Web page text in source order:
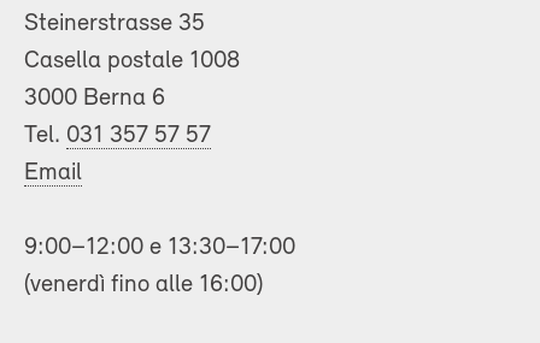
Steinerstrasse 35
Casella postale 1008
3000 Berna 6
Tel. 031 357 57 57
Email
9:00–12:00 e 13:30–17:00
(venerdì fino alle 16:00)